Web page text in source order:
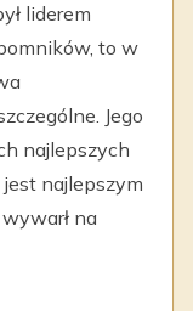
liderem
to w
Jego
najlepszych
najlepszym
na